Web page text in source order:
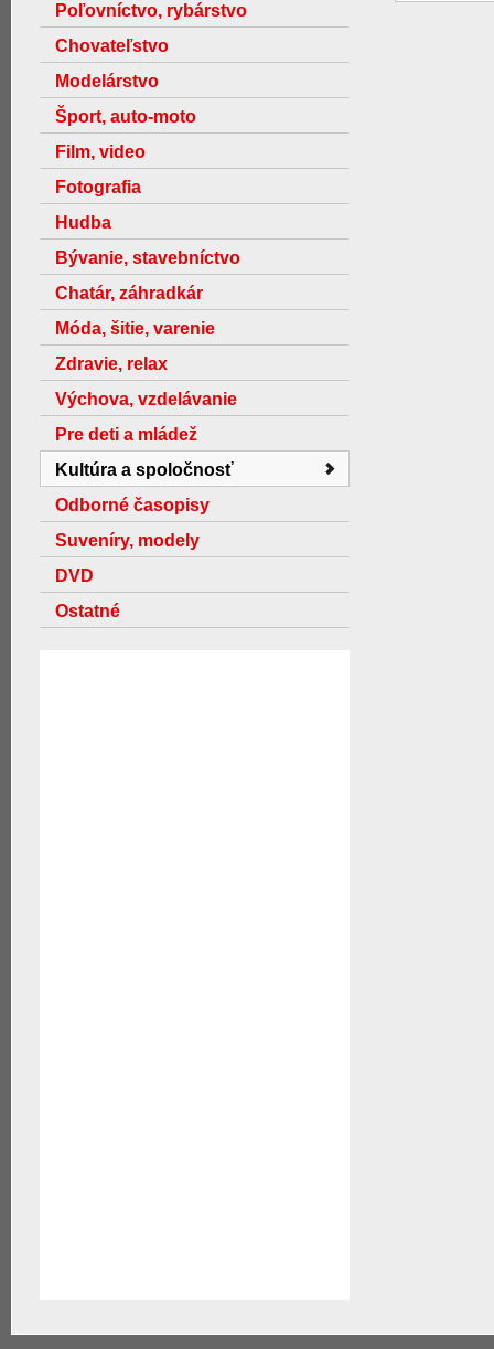
Poľovníctvo, rybárstvo
Chovateľstvo
Modelárstvo
Šport, auto-moto
Film, video
Fotografia
Hudba
Bývanie, stavebníctvo
Chatár, záhradkár
Móda, šitie, varenie
Zdravie, relax
Výchova, vzdelávanie
Pre deti a mládež
Kultúra a spoločnosť
Odborné časopisy
Suveníry, modely
DVD
Ostatné